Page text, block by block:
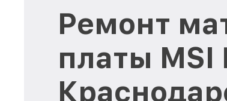
Ремонт
платы MSI